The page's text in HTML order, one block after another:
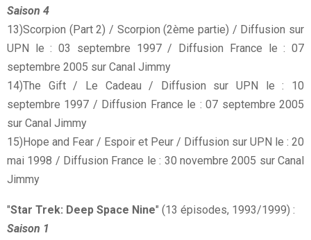
Saison 4
13)Scorpion (Part 2) / Scorpion (2ème partie) / Diffusion sur
UPN le : 03 septembre 1997 / Diffusion France le : 07
septembre 2005 sur Canal Jimmy
14)The Gift / Le Cadeau / Diffusion sur UPN le : 10
septembre 1997 / Diffusion France le : 07 septembre 2005
sur Canal Jimmy
15)Hope and Fear / Espoir et Peur / Diffusion sur UPN le : 20
mai 1998 / Diffusion France le : 30 novembre 2005 sur Canal
Jimmy
"Star Trek: Deep Space Nine" (13 épisodes, 1993/1999) :
Saison 1